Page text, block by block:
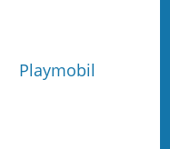
Playmobil